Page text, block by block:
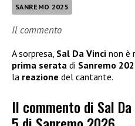
SANREMO 2025
Il commento
A sorpresa, Sal Da Vinci non è
prima serata di Sanremo
la reazione del cantante.
Il commento di Sal